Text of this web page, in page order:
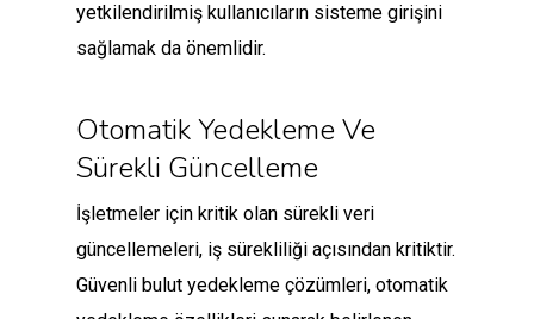
yetkilendirilmiş kullanıcıların sisteme girişini
sağlamak da önemlidir.
Otomatik Yedekleme Ve
Sürekli Güncelleme
İşletmeler için kritik olan sürekli veri
güncellemeleri, iş sürekliliği açısından kritiktir.
Güvenli bulut yedekleme çözümleri, otomatik